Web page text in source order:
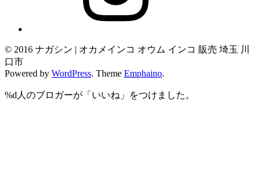
© 2016 ナガシン | オカメインコ オウム インコ 販売 埼玉 川
口市
Powered by WordPress. Theme Emphaino.
%d 人のブロガーが「いいね」をつけました。